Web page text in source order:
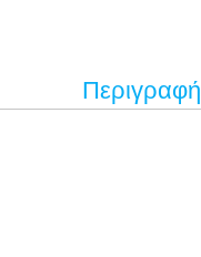
Περιγραφή